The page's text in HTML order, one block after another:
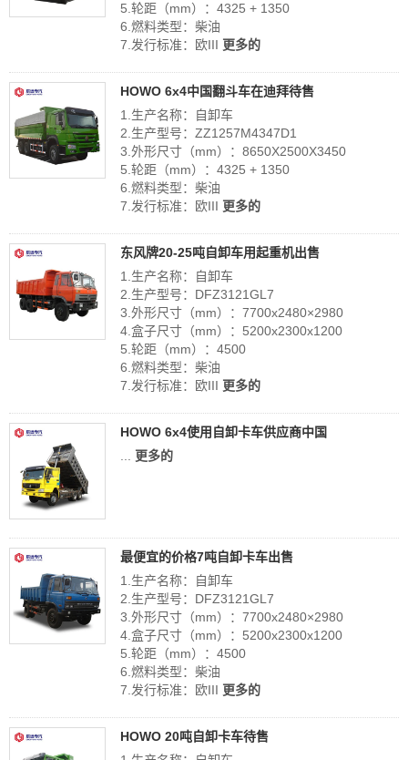
5.轮距（mm）：4325 + 1350
6.燃料类型：柴油
7.发行标准：欧III 更多的
HOWO 6x4中国翻斗车在迪拜待售
1.生产名称：自卸车
2.生产型号：ZZ1257M4347D1
3.外形尺寸（mm）：8650X2500X3450
5.轮距（mm）：4325 + 1350
6.燃料类型：柴油
7.发行标准：欧III 更多的
东风牌20-25吨自卸车用起重机出售
1.生产名称：自卸车
2.生产型号：DFZ3121GL7
3.外形尺寸（mm）：7700x2480×2980
4.盒子尺寸（mm）：5200x2300x1200
5.轮距（mm）：4500
6.燃料类型：柴油
7.发行标准：欧III 更多的
HOWO 6x4使用自卸卡车供应商中国
更多的
最便宜的价格7吨自卸卡车出售
1.生产名称：自卸车
2.生产型号：DFZ3121GL7
3.外形尺寸（mm）：7700x2480×2980
4.盒子尺寸（mm）：5200x2300x1200
5.轮距（mm）：4500
6.燃料类型：柴油
7.发行标准：欧III 更多的
HOWO 20吨自卸卡车待售